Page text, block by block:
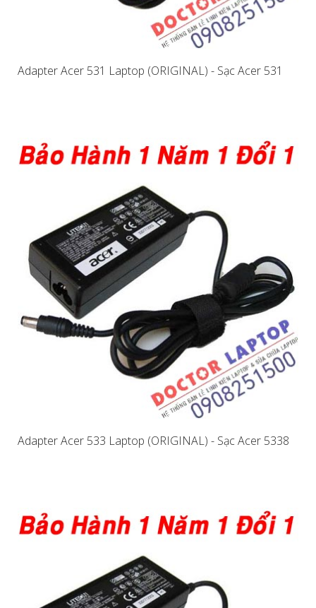
Adapter Acer 531 Laptop (ORIGINAL) - Sạc Acer 531
Adapter Acer 533 Laptop (ORIGINAL) - Sạc Acer 5338